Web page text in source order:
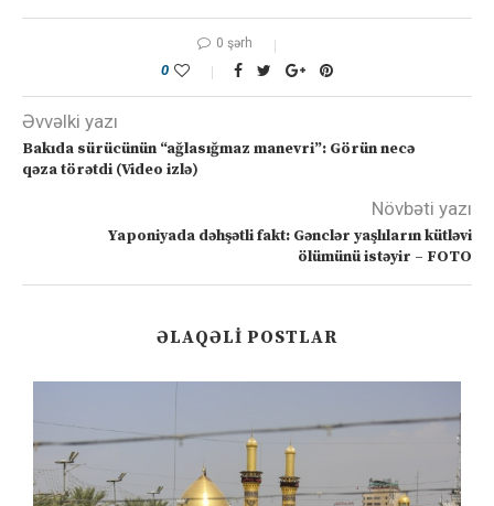
0 şərh
0
Əvvəlki yazı
Bakıda sürücünün “ağlasığmaz manevri”: Görün necə
qəza törətdi (Video izlə)
Növbəti yazı
Yaponiyada dəhşətli fakt: Gənclər yaşlıların kütləvi
ölümünü istəyir – FOTO
ƏLAQƏLI POSTLAR